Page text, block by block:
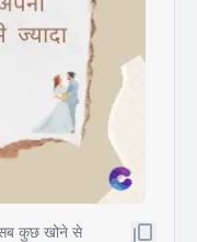
सब कुछ खोने से